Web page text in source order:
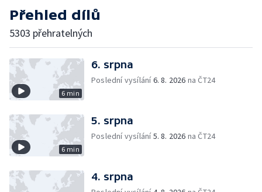
Přehled dílů
5303 přehratelných
6 min
6. srpna
Poslední vysílání6. 8. 2026 na ČT24
6 min
5. srpna
Poslední vysílání5. 8. 2026 na ČT24
4. srpna